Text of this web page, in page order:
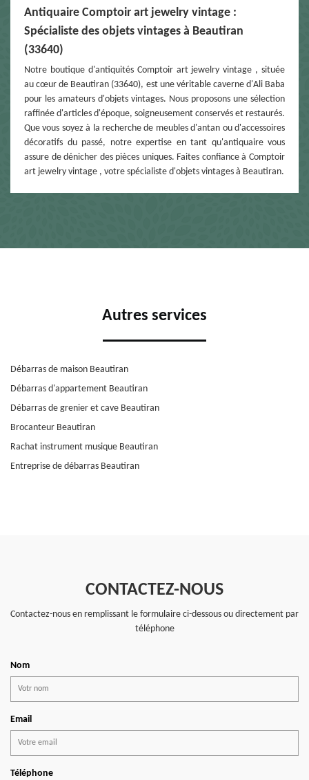
Antiquaire Comptoir art jewelry vintage :
Spécialiste des objets vintages à Beautiran
(33640)
Notre boutique d'antiquités Comptoir art jewelry vintage , située
au cœur de Beautiran (33640), est une véritable caverne d'Ali Baba
pour les amateurs d'objets vintages. Nous proposons une sélection
raffinée d'articles d'époque, soigneusement conservés et restaurés.
Que vous soyez à la recherche de meubles d'antan ou d'accessoires
décoratifs du passé, notre expertise en tant qu'antiquaire vous
assure de dénicher des pièces uniques. Faites confiance à Comptoir
art jewelry vintage , votre spécialiste d'objets vintages à Beautiran.
Autres services
Débarras de maison Beautiran
Débarras d'appartement Beautiran
Débarras de grenier et cave Beautiran
Brocanteur Beautiran
Rachat instrument musique Beautiran
Entreprise de débarras Beautiran
CONTACTEZ-NOUS
Contactez-nous en remplissant le formulaire ci-dessous ou directement par
téléphone
Nom
Email
Téléphone